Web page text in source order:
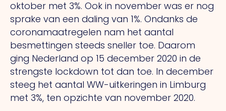
oktober met 3%. Ook in november was er nog
sprake van een daling van 1%. Ondanks de
coronamaatregelen nam het aantal
besmettingen steeds sneller toe. Daarom
ging Nederland op 15 december 2020 in de
strengste lockdown tot dan toe. In december
steeg het aantal WW-uitkeringen in Limburg
met 3%, ten opzichte van november 2020.